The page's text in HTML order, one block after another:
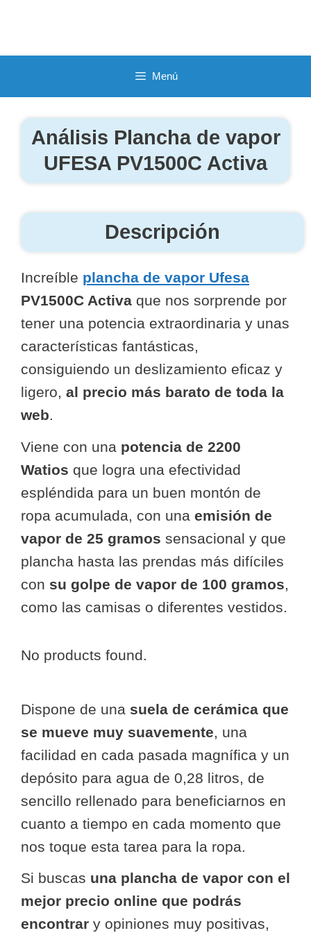
contenido
Menú
Análisis Plancha de vapor
UFESA PV1500C Activa
Descripción
Increíble plancha de vapor Ufesa
PV1500C Activa que nos sorprende por
tener una potencia extraordinaria y unas
características fantásticas,
consiguiendo un deslizamiento eficaz y
ligero, al precio más barato de toda la
web.
Viene con una potencia de 2200
Watios que logra una efectividad
espléndida para un buen montón de
ropa acumulada, con una emisión de
vapor de 25 gramos sensacional y que
plancha hasta las prendas más difíciles
con su golpe de vapor de 100 gramos
como las camisas o diferentes vestidos.
No products found.
Dispone de una suela de cerámica que
se mueve muy suavemente, una
facilidad en cada pasada magnífica y un
depósito para agua de 0,28 litros, de
sencillo rellenado para beneficiarnos en
cuanto a tiempo en cada momento que
nos toque esta tarea para la ropa.
Si buscas una plancha de vapor con el
mejor precio online que podrás
encontrar y opiniones muy positivas,